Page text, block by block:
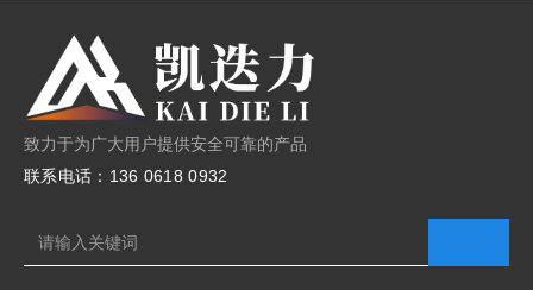
致力于为广大用户提供安全可靠的产品
联系电话：136 0618 0932